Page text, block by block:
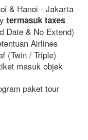
& Hanoi - Jakarta
termasuk taxes
Date & No Extend)
Airlines
(Twin / Triple)
masuk objek
paket tour